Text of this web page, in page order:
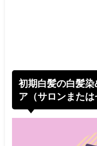
初期白髪の白髪
ア（サロンまたは